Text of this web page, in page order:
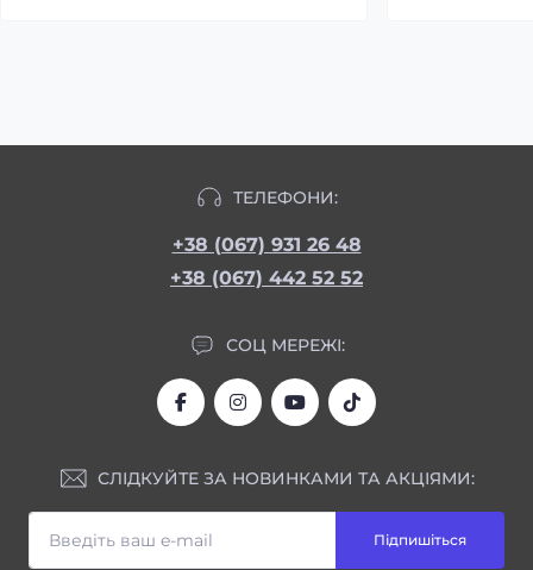
ТЕЛЕФОНИ:
+38 (067) 931 26 48
+38 (067) 442 52 52
СОЦ МЕРЕЖІ:
СЛІДКУЙТЕ ЗА НОВИНКАМИ ТА АКЦІЯМИ:
Підпишіться